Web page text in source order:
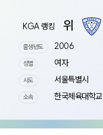
KGA 랭킹 위
출생년도 2006
성별 여자
시도 서울특별시
소속 한국체육대학교